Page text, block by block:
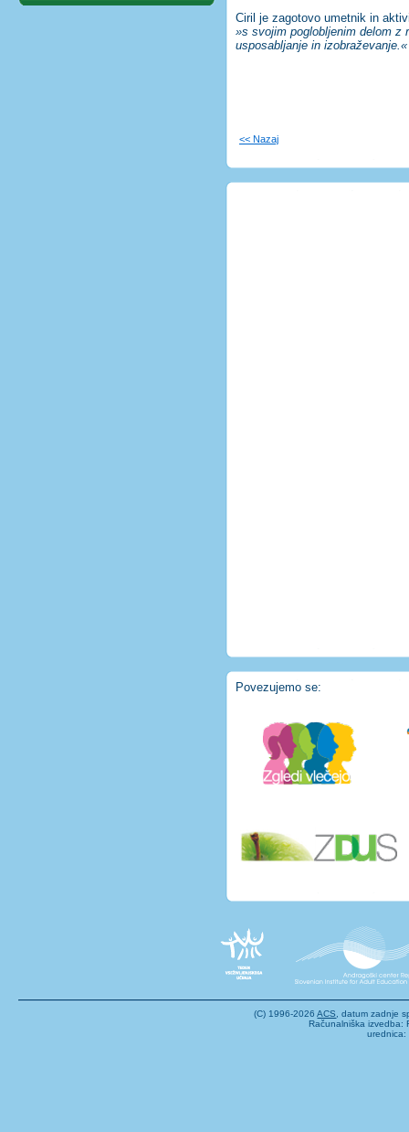
Ciril je zagotovo umetnik in
»s svojim poglobljenim delom z
usposabljanje in izobraževanje.«
<< Nazaj
Povezujemo se:
(C) 1996-2026ACS
, datum zadnje
Računalniška izvedba:
urednica: